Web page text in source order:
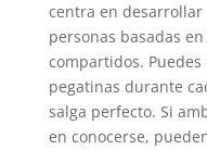
centra en desarrollar
personas basadas
compartidos.
pegatinas durante
salga perfecto. Si
en conocerse,